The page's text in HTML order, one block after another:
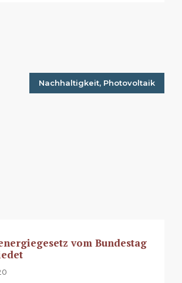
Nachhaltigkeit, Photovoltaik
vom Bundestag